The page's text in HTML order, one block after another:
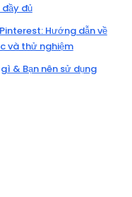
đủ
Hướng dẫn về
và thử nghiệm
& Bạn nên sử dụng